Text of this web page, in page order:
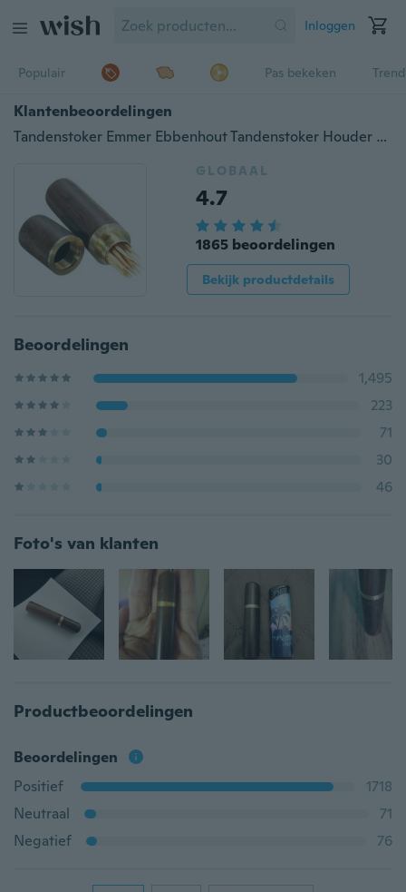
Inloggen
Populair Pas bekeken
Klantenbeoordelingen
Tandenstoker Emmer Ebbenhout Tandenstoker Houder Emmer Mini Box Wandelen Portable Craft Handmade Gift
GLOBAAL
4.7
1865 beoordelingen
Bekijk productdetails
Beoordelingen
1,495
223
71
30
46
Foto's van klanten
Productbeoordelingen
Beoordelingen
Positief
1718
Neutraal
71
Negatief
76